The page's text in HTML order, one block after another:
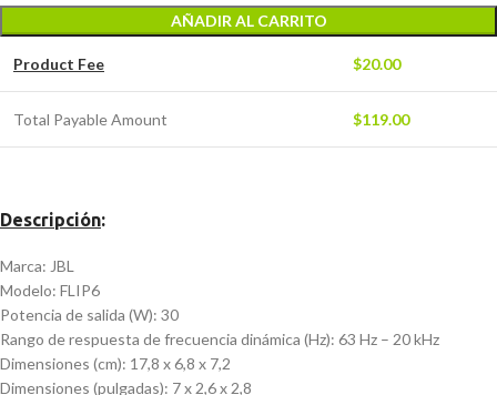
AÑADIR AL CARRITO
Product Fee $20.00
Total Payable Amount $119.00
Descripción:
Marca: JBL
Modelo: FLIP6
Potencia de salida (W): 30
Rango de respuesta de frecuencia dinámica (Hz): 63 Hz – 20 kHz
Dimensiones (cm): 17,8 x 6,8 x 7,2
Dimensiones (pulgadas): 7 x 2,6 x 2,8